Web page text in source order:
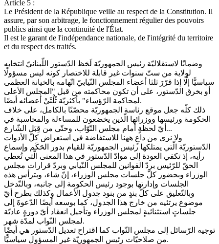
Article 5 :
Le Président de la République veille au respect de la Constitution. Il
assure, par son arbitrage, le fonctionnement régulier des pouvoirs
publics ainsi que la continuité de l'État.
Il est le garant de l'indépendance nationale, de l'intégrité du territoire
et du respect des traités.
وضمانًا لاستقلاليّة رئيس الجمهوريّة لَحَظ الدّستور اللّبنانيّ انتخابه
لولاية من ستّ سنوات غير قابلة للاختصار كونه ليس مسؤولًا
سياسيًّا إلّا إذا قرّرَ ثلثا أعضاء المجلس النّيابيّ اتّهامه بالخيانة العظمى
أو بخرق الدّستور، على أن تكون محاكمته من قبل "المجلس الأعلى
لمحاكمة الرّؤساء" بأكثريّة ثُلْثَيْ أعضائه أيضًا.
ذلك كلّه جعل موقع رئاسة الجمهوريّة محصّنًا بالكامل، على خلاف
الحكومة ورئيسها ووزرائها الّذين يخضعون للمساءلة والمحاسبة في
أيّ لحظةٍ أمام مجلس النّوّاب، وحتّى من قِبَل الشّارع...
ولا نرى من داعٍ ههنا للاستفاضة في استعراض كلّ الأدوات
الدّستوريّة الّتي يمتلكها رئيس الجمهوريّة للقيام بدور الحَكَم وإسماع
رأيه، إذ تكفي العودة إلى موادّ الدّستور في هذا المعنى الّتي تُعطي
الحقّ للرّئيس بردّ القوانين للمجلس النّيابي وبردّ قرارات مجلس
الوزراء وبحضور كلّ جلسات مجلس الوزراء، إنّ شاء، وبترأس هذه
الجلسات وإدارتها بوجود رئيس الحكومة إلى جانبه، وبالتّدخل
وبالتّعليق على كلّ بندٍ من بنود جدول الأعمال وكذلك بطرح أيّ
موضوع يرتئيه من خارج هذا الجدول، كما بوسعه أيضًا الدّعوةَ إلى
جلساتٍ استثنائيةٍ لمجلس الوزراء وتأجيل انعقاد أيّ دورةٍ عاديّة
لمجلس النّواب لمدّة شهر.
توجيه الرّسائل إلى مجلس النّواب كما اقتراح تعديل الدّستور هي أيضًا
من صلاحيّات رئيس الجمهوريّة غير المسؤول سياسيًّا.